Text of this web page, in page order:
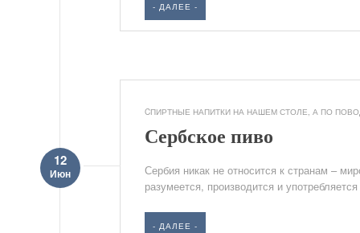
- ДАЛЕЕ -
CПИРТНЫЕ НАПИТКИ НА НАШЕМ СТОЛЕ, А ПО
Сербское пиво
12
Июн
Сербия никак не относится к странам –
разумеется, производится и
- ДАЛЕЕ -